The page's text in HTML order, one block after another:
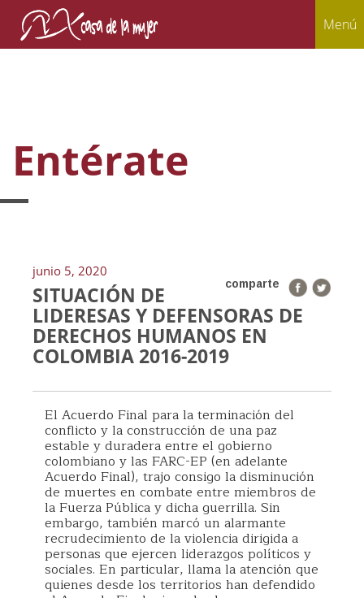
Menú
Entérate
junio 5, 2020
comparte
SITUACIÓN DE
LIDERESAS Y DEFENSORAS DE
DERECHOS HUMANOS EN
COLOMBIA 2016-2019
El Acuerdo Final para la terminación del
conflicto y la construcción de una paz
estable y duradera entre el gobierno
colombiano y las FARC-EP (en adelante
Acuerdo Final), trajo consigo la disminución
de muertes en combate entre miembros de
la Fuerza Pública y dicha guerrilla. Sin
embargo, también marcó un alarmante
recrudecimiento de la violencia dirigida a
personas que ejercen liderazgos políticos y
sociales. En particular, llama la atención que
quienes desde los territorios han defendido